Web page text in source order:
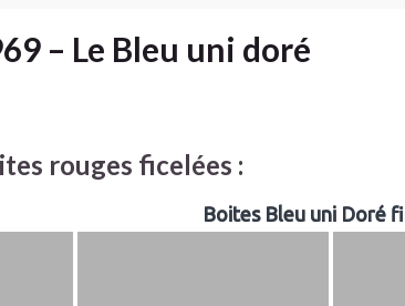
– Le Bleu uni doré
rouges ficelées :
Boites Bleu uni Doré